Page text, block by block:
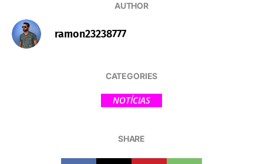
AUTHOR
ramon23238777
CATEGORIES
NOTÍCIAS
SHARE